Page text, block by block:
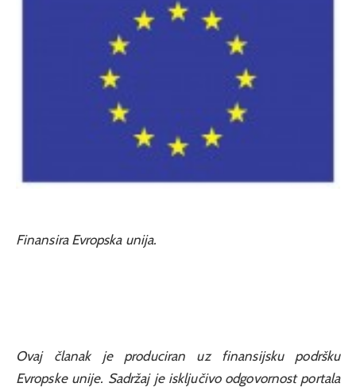
Finansira Evropska unija.
Ovaj članak je produciran uz finansijsku podršku
Evropske unije. Sadržaj je isključivo odgovornost portala